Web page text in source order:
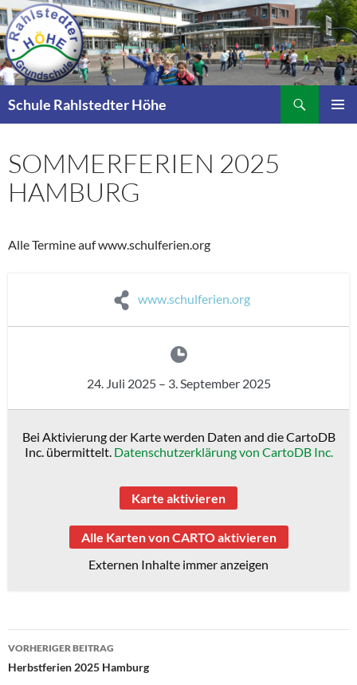
Zum
Inhalt
springen
Schule Rahlstedter Höhe
SOMMERFERIEN 2025
HAMBURG
Alle Termine auf www.schulferien.org
www.schulferien.org
24. Juli 2025– 3. September 2025
Bei Aktivierung der Karte werden Daten and die CartoDB
Inc. übermittelt. Datenschutzerklärung von CartoDB Inc.
Karte aktivieren
Alle Karten von CARTO aktivieren
Externen Inhalte immer anzeigen
Beitragsnavigation
VORHERIGER BEITRAG
Herbstferien 2025 Hamburg